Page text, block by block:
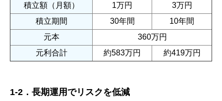
積立額（月額）
1万円
3万円
積立期間
30年間
10年間
元本
360万円
元利合計
約583万円 約419万円
1-2 ． 長期運用でリスクを低減